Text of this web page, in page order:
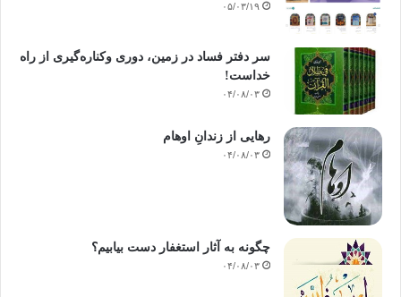
۰۵/۰۳/۱۹
سر دفتر فساد در زمین‌، دوری وکناره‌گیری از راه
خداست‌!
۰۴/۰۸/۰۳
رهایی از زندانِ اوهام
۰۴/۰۸/۰۳
چگونه به آثار استغفار دست بیابیم؟
۰۴/۰۸/۰۳